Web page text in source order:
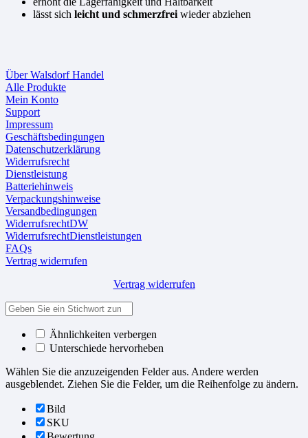
lässt sich leicht und schmerzfreiwieder abziehen
Über Walsdorf Handel
Alle Produkte
Mein Konto
Support
Impressum
Geschäftsbedingungen
Datenschutzerklärung
Widerrufsrecht
Dienstleistung
Batteriehinweis
Verpackungshinweise
Versandbedingungen
WiderrufsrechtDW
WiderrufsrechtDienstleistungen
FAQs
Vertrag widerrufen
Vertrag widerrufen
Ähnlichkeiten verbergen
Unterschiede hervorheben
Wählen Sie die anzuzeigenden Felder aus. Andere werden
ausgeblendet. Ziehen Sie die Felder, um die Reihenfolge zu ändern.
Bild
SKU